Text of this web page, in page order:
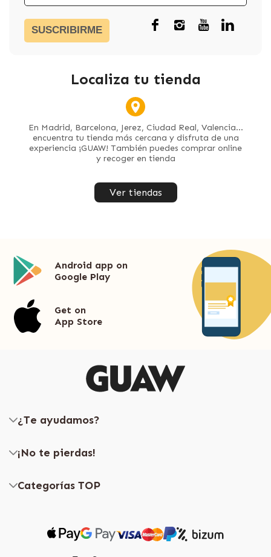
SUSCRIBIRME
Localiza tu tienda
En Madrid, Barcelona, Jerez, Ciudad Real, Valencia...
encuentra tu tienda más cercana y disfruta de una
experiencia ¡GUAW! También puedes comprar online
y recoger en tienda
Ver tiendas
Android app on
Google Play
Get on
App Store
¿Te ayudamos?
¡No te pierdas!
Categorías TOP